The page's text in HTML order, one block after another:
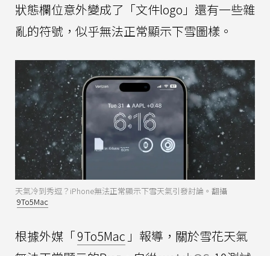
狀態欄位意外變成了「文件logo」還有一些雜
亂的符號，似乎無法正常顯示下雪圖樣。
天氣冷到秀逗？iPhone無法正常顯示下雪天氣引發討論。翻攝
9To5Mac
根據外媒「9To5Mac 」報導，關於雪花天氣